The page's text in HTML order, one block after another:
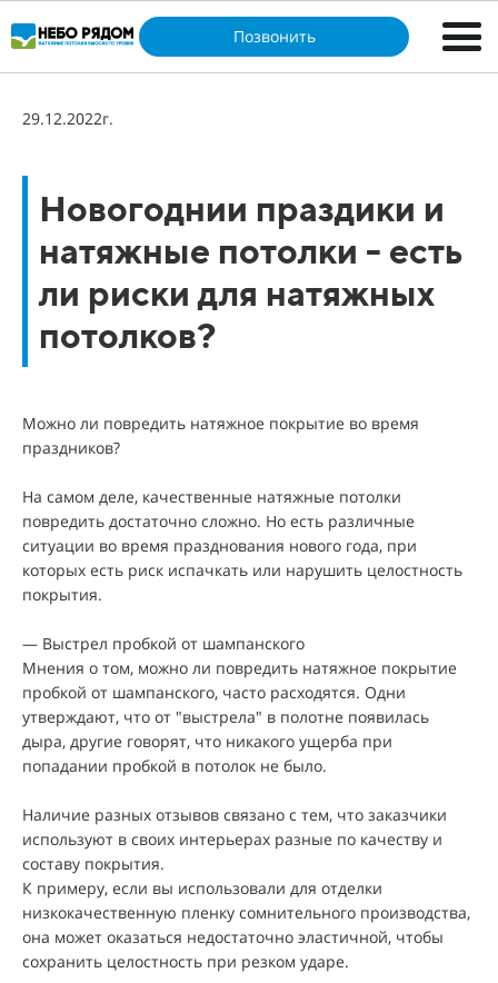
Позвонить
29.12.2022г.
Новогоднии праздики и
натяжные потолки - есть
ли риски для натяжных
потолков?
Можно ли повредить натяжное покрытие во время
праздников?
На самом деле, качественные натяжные потолки
повредить достаточно сложно. Но есть различные
ситуации во время празднования нового года, при
которых есть риск испачкать или нарушить целостность
покрытия.
— Выстрел пробкой от шампанского
Мнения о том, можно ли повредить натяжное покрытие
пробкой от шампанского, часто расходятся. Одни
утверждают, что от "выстрела" в полотне появилась
дыра, другие говорят, что никакого ущерба при
попадании пробкой в потолок не было.
Наличие разных отзывов связано с тем, что заказчики
используют в своих интерьерах разные по качеству и
составу покрытия.
К примеру, если вы использовали для отделки
низкокачественную пленку сомнительного производства,
она может оказаться недостаточно эластичной, чтобы
сохранить целостность при резком ударе.